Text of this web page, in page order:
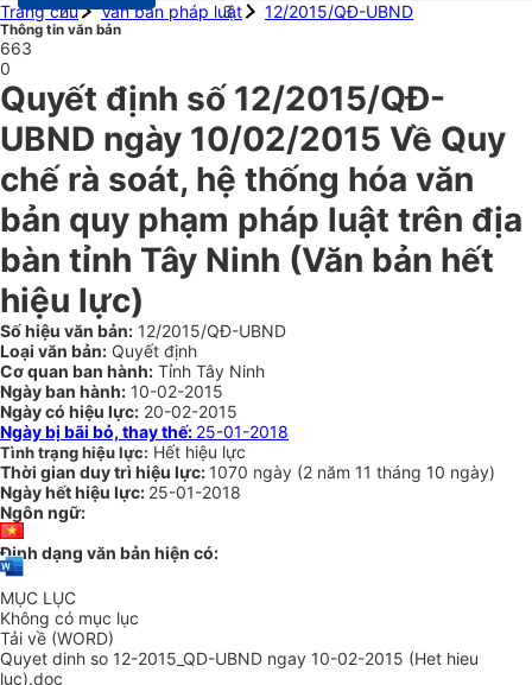
Trang chủ
Văn bản pháp luật 12/2015/QĐ-UBND
Thông tin văn bản
663
0
Quyết định số 12/2015/QĐ-
UBND ngày 10/02/2015 Về Quy
chế rà soát, hệ thống hóa văn
bản quy phạm pháp luật trên địa
bàn tỉnh Tây Ninh (Văn bản hết
hiệu lực)
Số hiệu văn bản: 12/2015/QĐ-UBND
Loại văn bản: Quyết định
Cơ quan ban hành: Tỉnh Tây Ninh
Ngày ban hành: 10-02-2015
Ngày có hiệu lực: 20-02-2015
Ngày bị bãi bỏ, thay thế: 25-01-2018
Tình trạng hiệu lực: Hết hiệu lực
Thời gian duy trì hiệu lực: 1070 ngày (2 năm 11 tháng 10 ngày)
Ngày hết hiệu lực: 25-01-2018
Ngôn ngữ:
Định dạng văn bản hiện có:
MỤC LỤC
Không có mục lục
Tải về (WORD)
Quyet dinh so 12-2015_QD-UBND ngay 10-02-2015 (Het hieu
luc).doc